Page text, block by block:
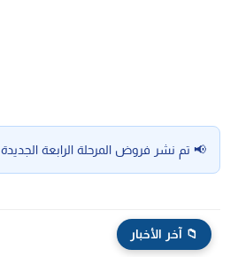
📢 تم نشر فروض المرحلة الرابعة الجديدة
📁 آخر الأخبار